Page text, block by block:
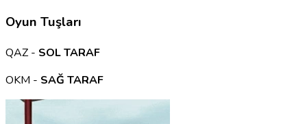
Oyun Tuşları
QAZ - SOL TARAF
OKM - SAĞ TARAF